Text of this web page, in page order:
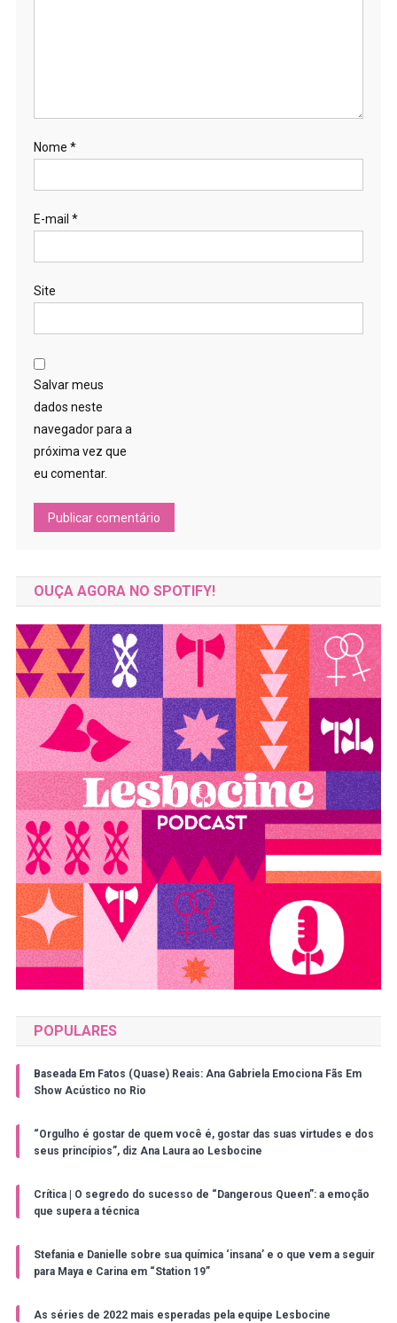
Nome *
E-mail *
Site
Salvar meus
dados neste
navegador para a
próxima vez que
eu comentar.
OUÇA AGORA NO SPOTIFY!
POPULARES
Baseada Em Fatos (Quase) Reais: Ana Gabriela Emociona Fãs Em
Show Acústico no Rio
“Orgulho é gostar de quem você é, gostar das suas virtudes e dos
seus princípios”, diz Ana Laura ao Lesbocine
Crítica | O segredo do sucesso de “Dangerous Queen”: a emoção
que supera a técnica
Stefania e Danielle sobre sua química ‘insana’ e o que vem a seguir
para Maya e Carina em “Station 19”
As séries de 2022 mais esperadas pela equipe Lesbocine